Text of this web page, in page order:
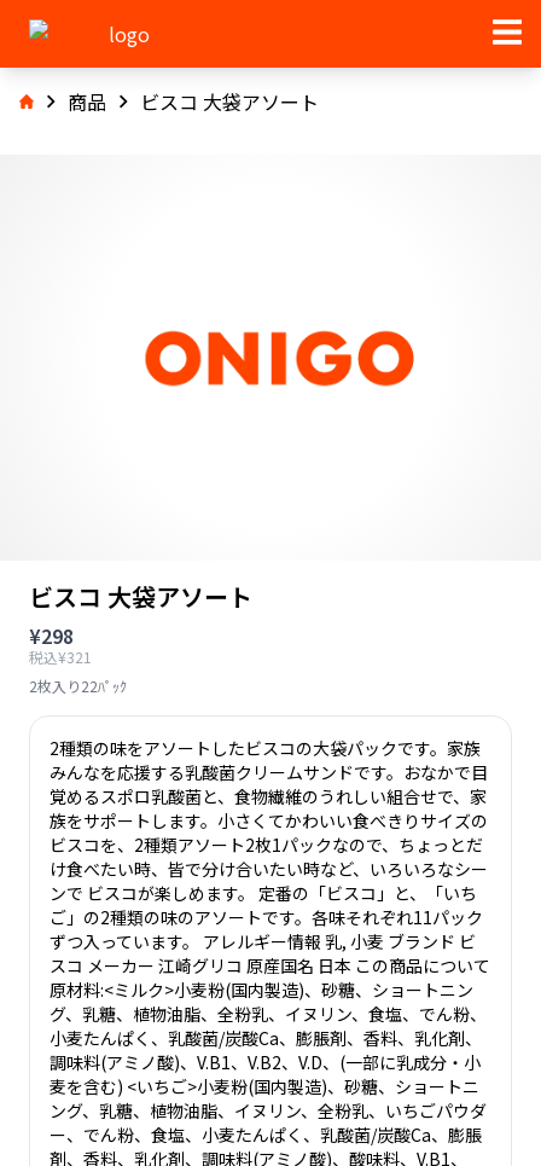
商品 ビスコ 大袋アソート
ビスコ 大袋アソート
¥298
税込¥321
2枚入り22ﾊﾟｯｸ
2種類の味をアソートしたビスコの大袋パックです。家族
みんなを応援する乳酸菌クリームサンドです。おなかで目
覚めるスポロ乳酸菌と、食物繊維のうれしい組合せで、家
族をサポートします。小さくてかわいい食べきりサイズの
ビスコを、2種類アソート2枚1パックなので、ちょっとだ
け食べたい時、皆で分け合いたい時など、いろいろなシー
ンで ビスコが楽しめます。 定番の「ビスコ」と、「いち
ご」の2種類の味のアソートです。各味それぞれ11パック
ずつ入っています。 アレルギー情報 乳, 小麦 ブランド ビ
スコ メーカー 江崎グリコ 原産国名 日本 この商品について
原材料:<ミルク>小麦粉(国内製造)、砂糖、ショートニン
グ、乳糖、植物油脂、全粉乳、イヌリン、食塩、でん粉、
小麦たんぱく、乳酸菌/炭酸Ca、膨脹剤、香料、乳化剤、
調味料(アミノ酸)、V.B1、V.B2、V.D、(一部に乳成分・小
麦を含む) <いちご>小麦粉(国内製造)、砂糖、ショートニ
ング、乳糖、植物油脂、イヌリン、全粉乳、いちごパウダ
ー、でん粉、食塩、小麦たんぱく、乳酸菌/炭酸Ca、膨脹
剤、香料、乳化剤、調味料(アミノ酸)、酸味料、V.B1、